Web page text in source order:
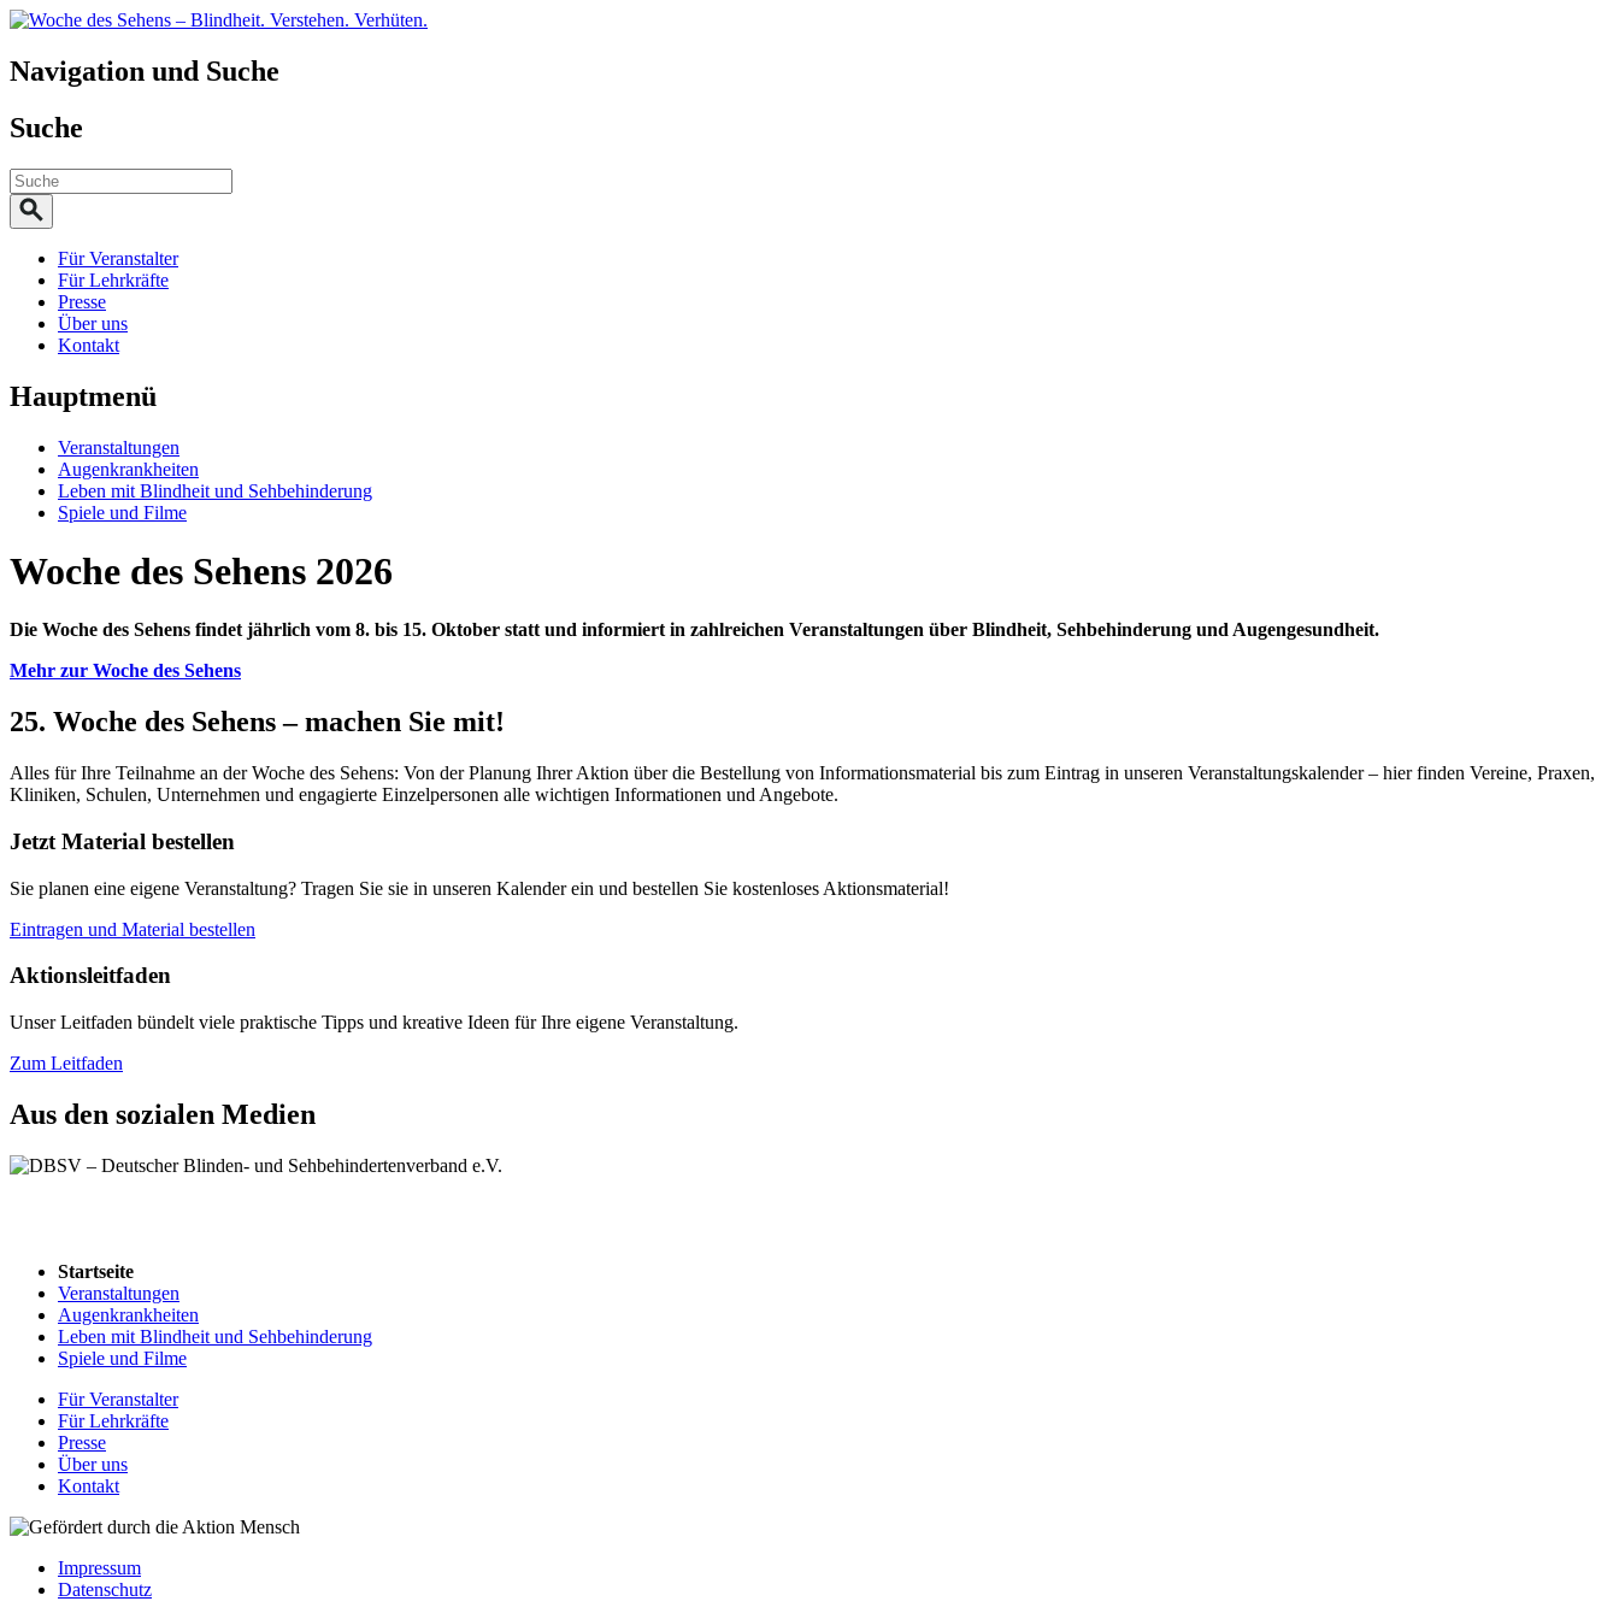
Navigation und Suche
Suche
Für Veranstalter
Für Lehrkräfte
Presse
Über uns
Kontakt
Hauptmenü
Veranstaltungen
Augenkrankheiten
Leben mit Blindheit und Sehbehinderung
Spiele und Filme
Woche des Sehens 2026
Die Woche des Sehens findet jährlich vom 8. bis 15. Oktober statt und informiert in zahlreichen Veranstaltungen über Blindheit, Sehbehinderung und Augengesundheit.
Mehr zur Woche des Sehens
25. Woche des Sehens – machen Sie mit!
Alles für Ihre Teilnahme an der Woche des Sehens: Von der Planung Ihrer Aktion über die Bestellung von Informationsmaterial bis zum Eintrag in unseren Veranstaltungskalender – hier finden Vereine, Praxen,
Kliniken, Schulen, Unternehmen und engagierte Einzelpersonen alle wichtigen Informationen und Angebote.
Jetzt Material bestellen
Sie planen eine eigene Veranstaltung? Tragen Sie sie in unseren Kalender ein und bestellen Sie kostenloses Aktionsmaterial!
Eintragen und Material bestellen
Aktionsleitfaden
Unser Leitfaden bündelt viele praktische Tipps und kreative Ideen für Ihre eigene Veranstaltung.
Zum Leitfaden
Aus den sozialen Medien
Startseite
Veranstaltungen
Augenkrankheiten
Leben mit Blindheit und Sehbehinderung
Spiele und Filme
Für Veranstalter
Für Lehrkräfte
Presse
Über uns
Kontakt
Impressum
Datenschutz